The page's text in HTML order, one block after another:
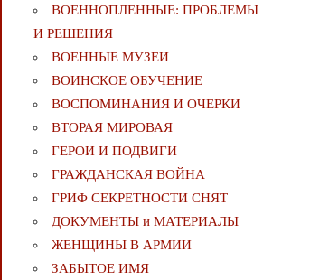
ВОЕННОПЛЕННЫЕ: ПРОБЛЕМЫ
И РЕШЕНИЯ
ВОЕННЫЕ МУЗЕИ
ВОИНСКОЕ ОБУЧЕНИЕ
ВОСПОМИНАНИЯ И ОЧЕРКИ
ВТОРАЯ МИРОВАЯ
ГЕРОИ И ПОДВИГИ
ГРАЖДАНСКАЯ ВОЙНА
ГРИФ СЕКРЕТНОСТИ СНЯТ
ДОКУМЕНТЫ и МАТЕРИАЛЫ
ЖЕНЩИНЫ В АРМИИ
ЗАБЫТОЕ ИМЯ